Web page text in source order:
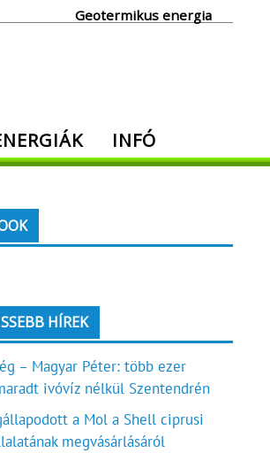
Geotermikus energia
INFÓ
HÍREK
– Magyar Péter: több ezer
ivóvíz nélkül Szentendrén
a Mol a Shell ciprusi
megvásárlásáról